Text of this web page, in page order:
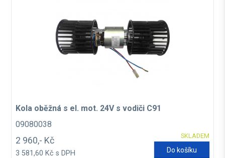
Kola oběžná s el. mot. 24V s vodiči C91
09080038
SKLADEM
2 960,- Kč
3 581,60 Kč s DPH Do košíku